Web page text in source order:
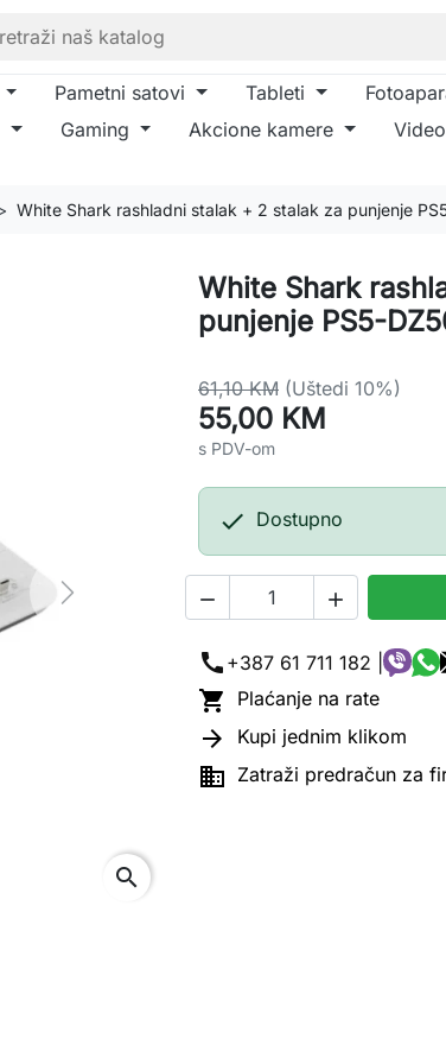
Pametni satovi Tableti
Gaming Akcione kamere
White Shark rashladni stalak + 2 stalak za punjenje
Next
search
White Shark
punjenje PS5-
61,10 KM (Uštedi 10%)
55,00 KM
s PDV-om
 Dostupno
 
call +387 61 711 182 |
 Plaćanje na rate
 Kupi jednim klikom
 Zatraži predračun za